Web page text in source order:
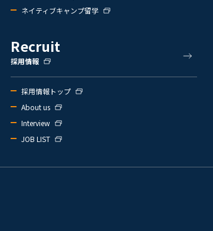
ネイティブキャンプ留学
Recruit
採用情報
採用情報トップ
About us
Interview
JOB LIST